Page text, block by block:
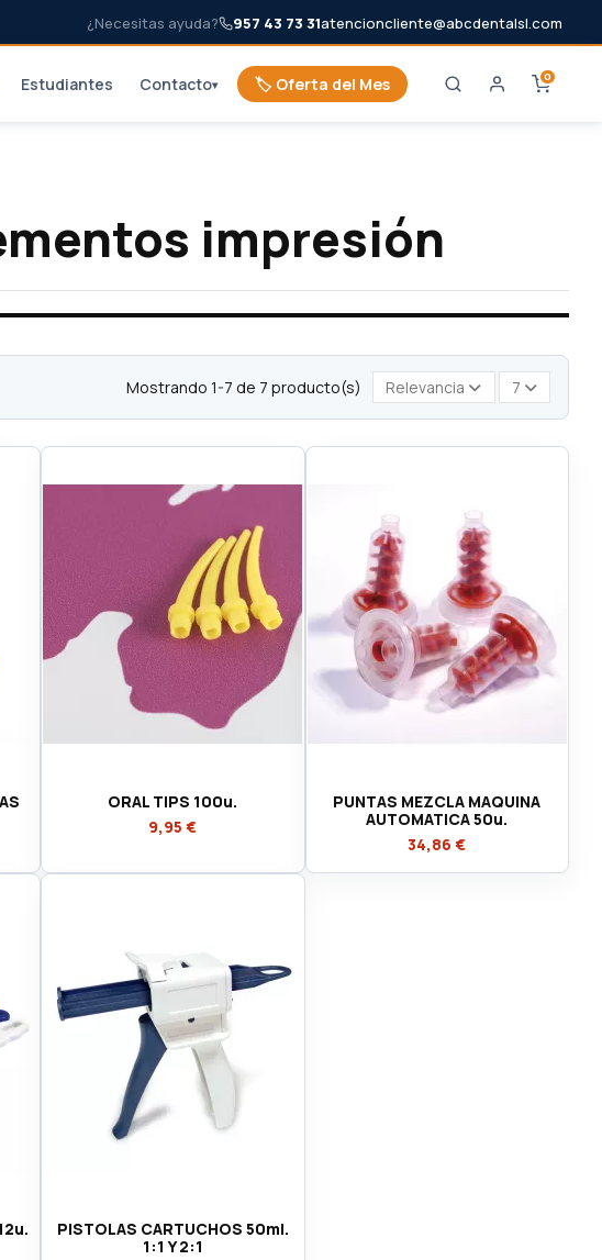
¿Necesitas ayuda? 957 43 73 31atencioncliente@abcdentalsl.com
Estudiantes Contacto▾ 🏷️ Oferta del Mes 0
impresión
Mostrando 1-7 de 7 producto(s) Relevancia 7
ORAL TIPS 100u.
9,95 €
PUNTAS MEZCLA MAQUINA
AUTOMATICA 50u.
34,86 €
PISTOLAS CARTUCHOS 50ml.
1:1 Y 2:1